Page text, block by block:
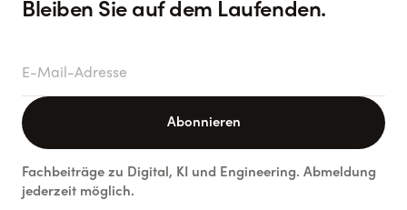
Bleiben Sie auf dem Laufenden.
E-Mail-Adresse
Abonnieren
Fachbeiträge zu Digital, KI und Engineering. Abmeldung
jederzeit möglich.